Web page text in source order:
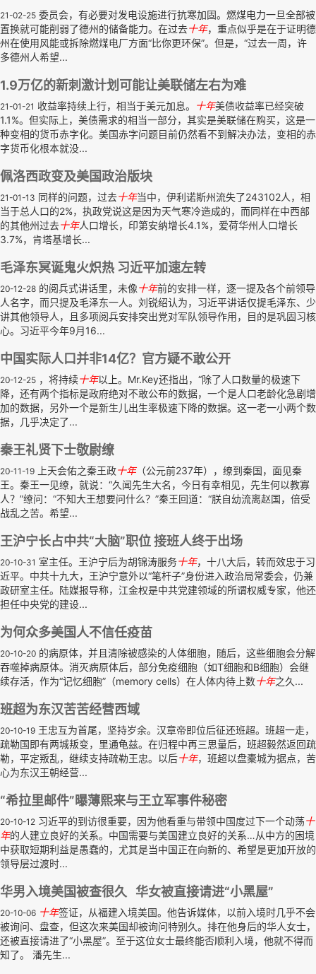
21-02-25 委员会，有必要对发电设施进行抗寒加固。燃煤电力一旦全部被
置换就可能削弱了德州的储备能力。在过去十年，重点似乎是在于证明德
州在使用风能或拆除燃煤电厂方面“比你更环保”。但是，“过去一周，许
多德州人希望...
1.9万亿的新刺激计划可能让美联储左右为难
21-01-21 收益率持续上行，相当于美元加息。 十年美债收益率已经突破
1.1%。但实际上，美债需求的相当一部分，其实是美联储在购买，这是一
种变相的货币赤字化。美国赤字问题目前仍然看不到解决办法，变相的赤
字货币化根本就没...
佩洛西政变及美国政治版块
21-01-13 同样的问题，过去十年当中，伊利诺斯州流失了243102人，相
当于总人口的2%，执政党说这是因为天气寒冷造成的，而同样在中西部
的其他州过去十年人口增长，印第安纳增长4.1%，爱荷华州人口增长
3.7%，肯塔基增长...
毛泽东冥诞鬼火炽热 习近平加速左转
20-12-28 的阅兵式讲话里，未像十年前的安排一样，逐一提及各个前领导
人名字，而只提及毛泽东一人。刘锐绍认为，习近平讲话仅提毛泽东、少
讲其他领导人，且多项阅兵安排突出党对军队领导作用，目的是巩固习核
心。习近平今年9月16...
中国实际人口并非14亿？官方疑不敢公开
20-12-25 ，将持续十年以上。Mr.Key还指出，“除了人口数量的极速下
降，还有两个指标是政府绝对不敢公布的数据，一个是人口老龄化急剧增
加的数据，另外一个是新生儿出生率极速下降的数据。这一老一小两个数
据，几乎决定了...
秦王礼贤下士敬尉缭
20-11-19 上天会佑之秦王政十年（公元前237年），缭到秦国，面见秦
王。秦王一见缭，就说：“久闻先生大名，今日有幸相见，先生何以教寡
人？”缭问：“不知大王想要问什么？”秦王回道：“朕自幼流离赵国，倍受
战乱之苦。希望...
王沪宁长占中共“大脑”职位 接班人终于出场
20-10-31 室主任。王沪宁后为胡锦涛服务十年，十八大后，转而效忠于习
近平。中共十九大，王沪宁意外以“笔杆子”身份进入政治局常委会，仍兼
政研室主任。陆媒报导称，江金权是中共党建领域的所谓权威专家，他还
担任中央党的建设...
为何众多美国人不信任疫苗
20-10-20 的病原体，并且清除被感染的人体细胞，随后，这些细胞会分解
吞噬掉病原体。消灭病原体后，部分免疫细胞（如T细胞和B细胞）会继
续存活，作为“记忆细胞”（memory cells）在人体内待上数十年之久...
班超为东汉苦苦经营西域
20-10-19 王忠互为首尾，坚持岁余。汉章帝即位后征还班超。班超一走，
疏勒国即有两城叛变，里通龟兹。在归程中再三思量后，班超毅然返回疏
勒，平定叛乱，继续支持疏勒王忠。以后十年，班超以盘橐城为据点，苦
心为东汉王朝经营...
“希拉里邮件”曝薄熙来与王立军事件秘密
20-10-12 习近平的到访很重要，因为他看重与带领中国度过下一个动荡十
年的人建立良好的关系。中国需要与美国建立良好的关系…从中方的困境
中获取短期利益是愚蠢的，尤其是当中国正在向新的、希望是更加开放的
领导层过渡时...
华男入境美国被查很久 华女被直接请进“小黑屋”
20-10-06 十年签证，从福建入境美国。他告诉媒体，以前入境时几乎不会
被询问、盘查，但这次来美国却被询问特别久。排在他身后的华人女士，
还被直接请进了“小黑屋”。至于这位女士最终能否顺利入境，他就不得而
知了。 潘先生...